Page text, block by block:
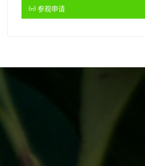
参观申请